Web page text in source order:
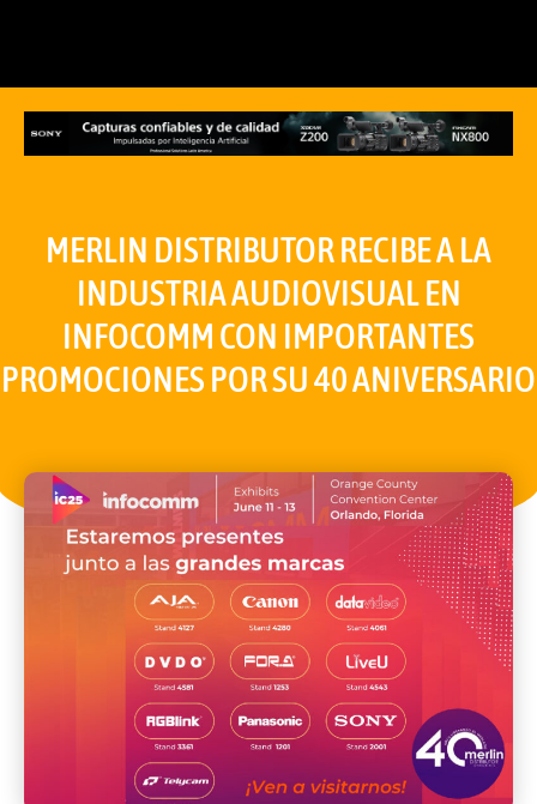
MERLIN DISTRIBUTOR RECIBE A LA
INDUSTRIA AUDIOVISUAL EN
INFOCOMM CON IMPORTANTES
PROMOCIONES POR SU 40 ANIVERSARIO